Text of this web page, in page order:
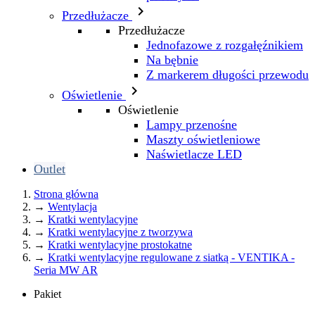
Przedłużacze

Przedłużacze
Jednofazowe z rozgałęźnikiem
Na bębnie
Z markerem długości przewodu
Oświetlenie

Oświetlenie
Lampy przenośne
Maszty oświetleniowe
Naświetlacze LED
Outlet
Strona główna
→ Wentylacja
→ Kratki wentylacyjne
→ Kratki wentylacyjne z tworzywa
→ Kratki wentylacyjne prostokatne
→ Kratki wentylacyjne regulowane z siatką - VENTIKA -
Seria MW AR
Pakiet